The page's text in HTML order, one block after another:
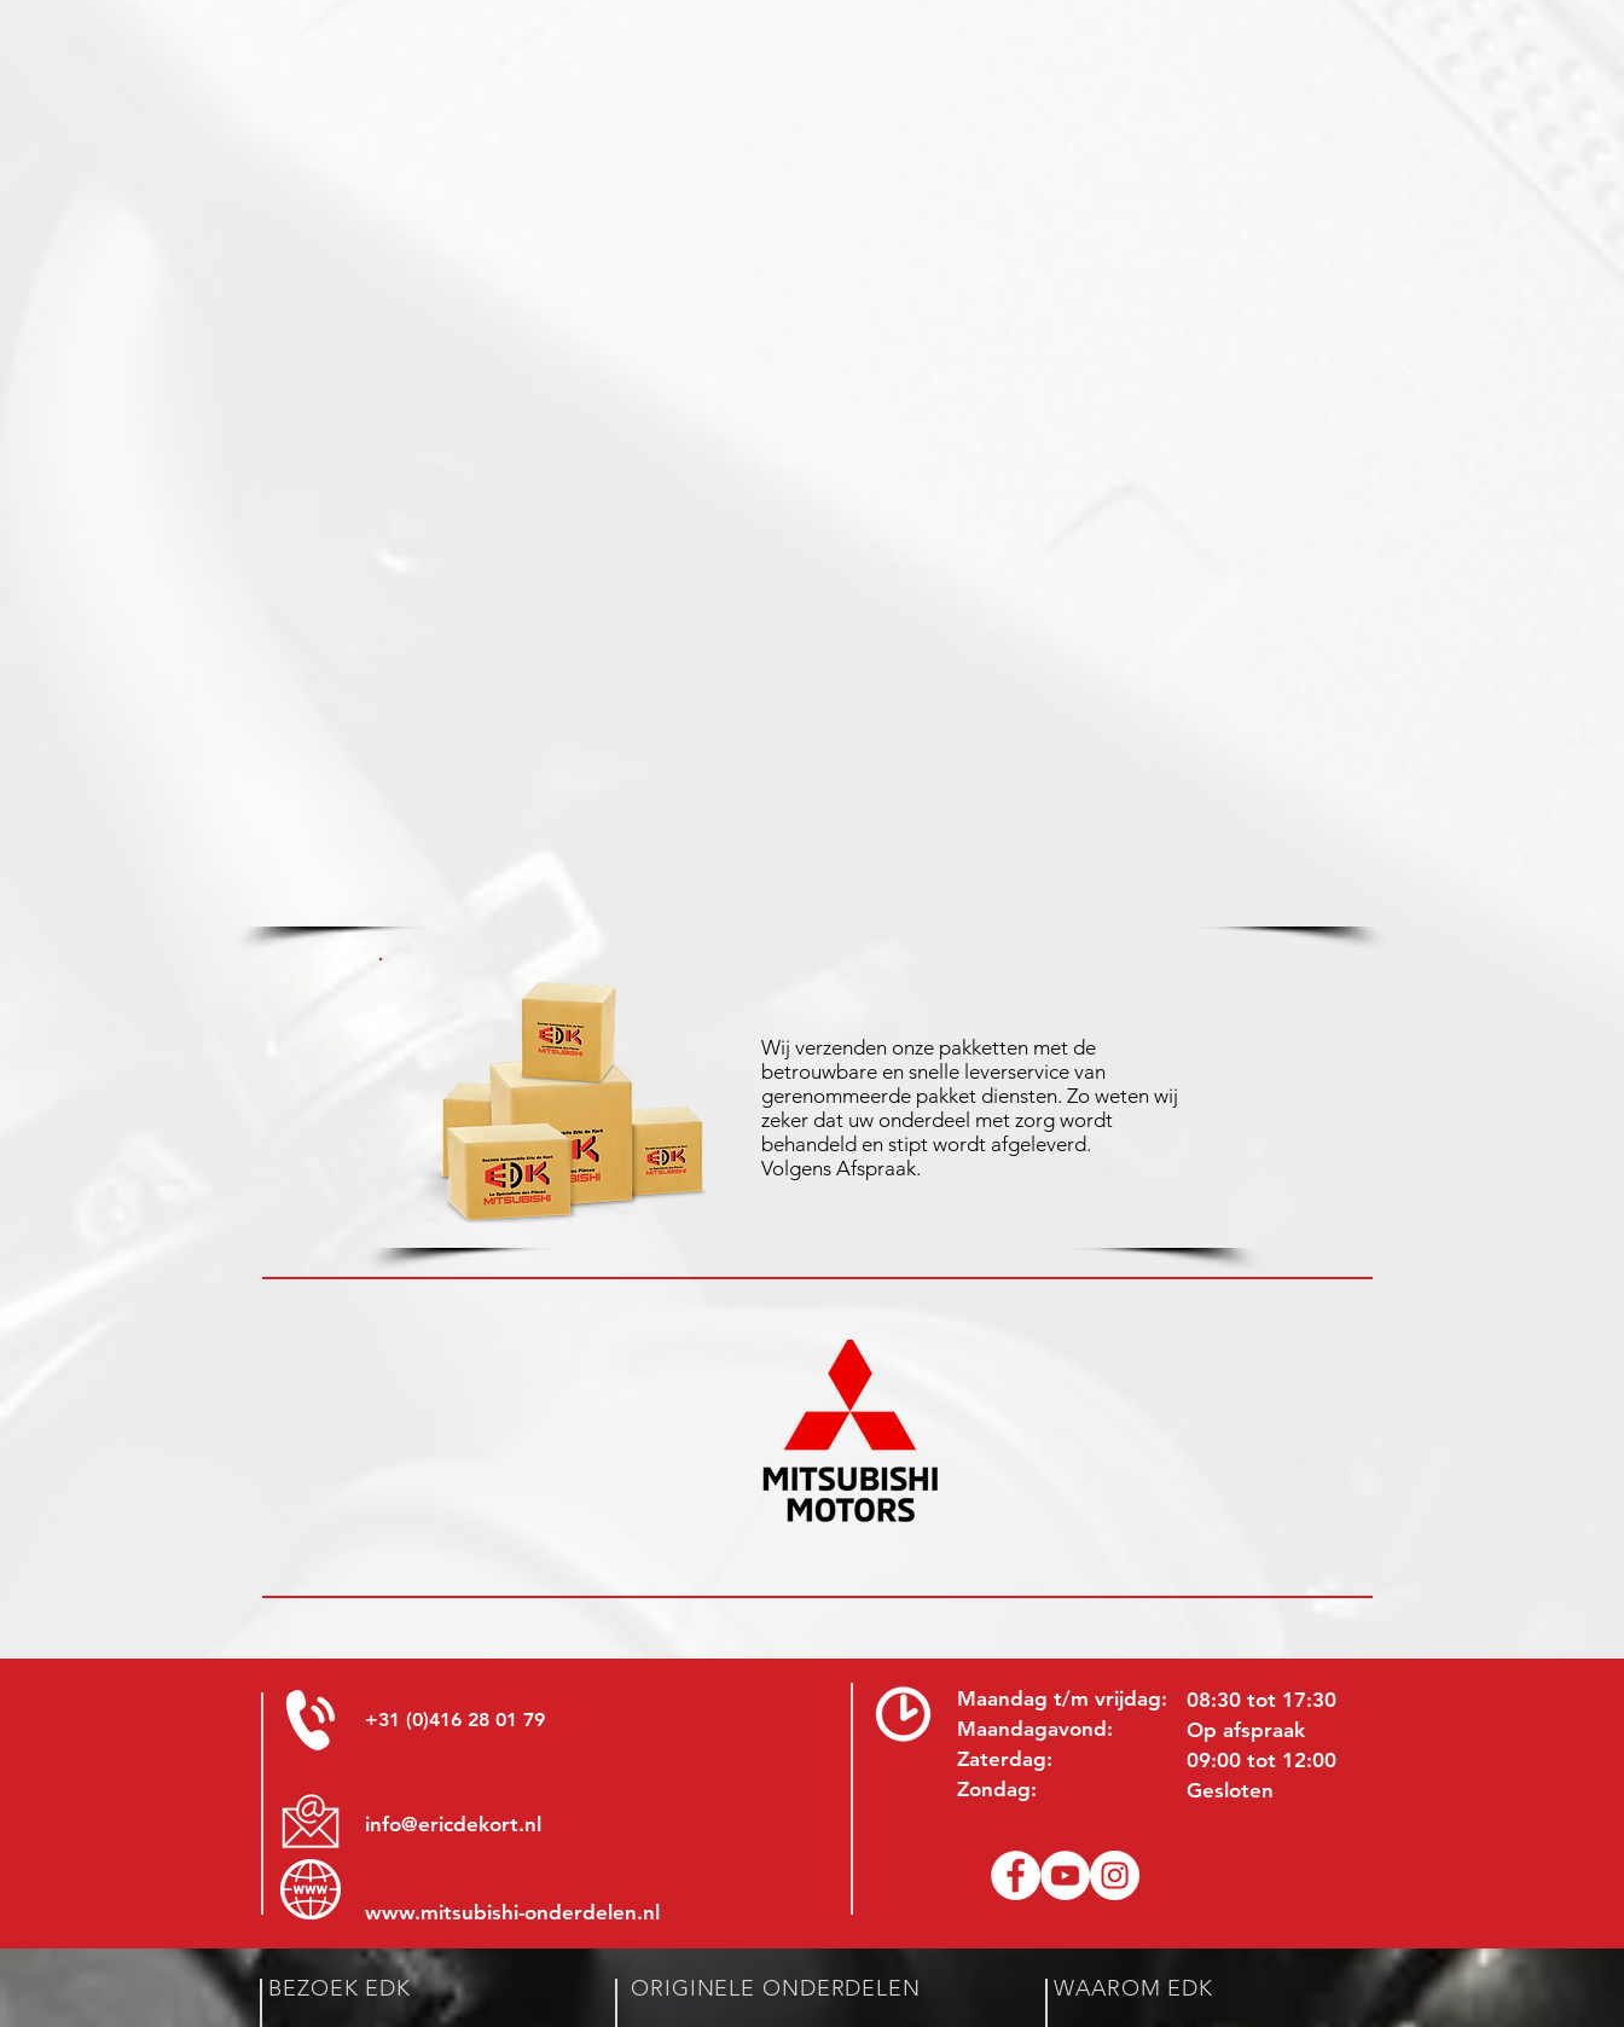
Wij verzenden onze pakketten met de
betrouwbare en snelle leverservice van
gerenommeerde pakket diensten. Zo weten wij
zeker dat uw onderdeel met zorg wordt
behandeld en stipt wordt afgeleverd.
Volgens Afspraak.
+31 (0)416 28 01 79
info@ericdekort.nl
www.mitsubishi-onderdelen.nl
Maandag t/m vrijdag:
Maandagavond:
Zaterdag:
Zondag:
08:30 tot 17:30
Op afspraak
09:00 tot 12:00
Gesloten
BEZOEK EDK ORIGINELE ONDERDELEN WAAROM EDK